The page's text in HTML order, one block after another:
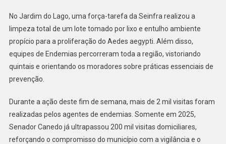
Força-
Tarefa
De
No Jardim do Lago, uma força-tarefa da Seinfra realizou a
limpeza total de um lote tomado por lixo e entulho ambiente
propício para a proliferação do Aedes aegypti. Além disso,
equipes de Endemias percorreram toda a região, vistoriando
quintais e orientando os moradores sobre práticas essenciais de
prevenção.
Durante a ação deste fim de semana, mais de 2 mil visitas foram
realizadas pelos agentes de endemias. Somente em 2025,
Senador Canedo já ultrapassou 200 mil visitas domiciliares,
reforçando o compromisso do município com a vigilância e o